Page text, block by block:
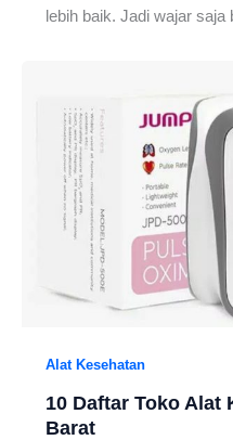
lebih baik. Jadi wajar
Alat Kesehatan
10 Daftar Toko Alat
Barat